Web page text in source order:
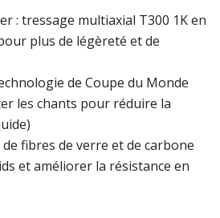
: tressage multiaxial T300 1K en
plus de légèreté et de
de Coupe du Monde
les chants pour réduire la
de fibres de verre et de carbone
et améliorer la résistance en